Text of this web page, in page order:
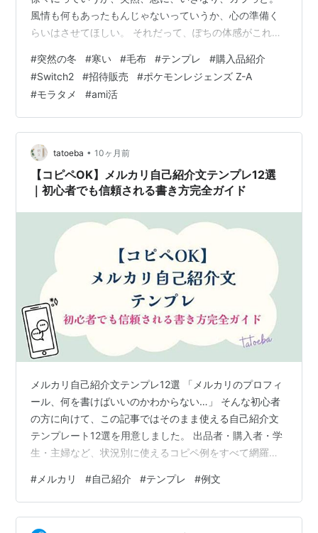
風情も何もあったもんじゃないっていうか、心の準備く
らいはさせてほしい。 それだって、ぽちの体感がこれだ
って、もっと存在意義を示そうよって。 秋と、ついでに
春にも言いたいの。 つまり寒いってことなんだけど← 一
昨日、毛布を出して。 昨日は昨日でこたつと冬用パジャ
マ。 でもまだ暖房（エアコン）は早いから。 足りない暖
は毛布をかぶって補うの。 なんなら朝この状態がテンプ
レ。 布団から出られな…
#突然の冬 #寒い #毛布 #テンプレ #購入品紹介
#Switch2 #招待販売 #ポケモンレジェンズ Z-A
#モラタメ #ami活
tatoeba • 10ヶ月前
【コピペOK】メルカリ自己紹介文テンプレ12選
｜初心者でも信頼される書き方完全ガイド
メルカリ自己紹介文テンプレ12選 「メルカリのプロフィ
ール、何を書けばいいのかわからない…」 そんな初心者
の方に向けて、この記事ではそのまま使える自己紹介文
テンプレート12選を用意しました。 出品者・購入者・学
生・主婦など、状況別に使えるコピペ例をすべて網羅。
NG表現、そしてAI（ChatGPT）を使った“秒速で作れ
る”方法までわかりやすく解説します。 この記事を読み終
えるころには、あなたのメルカリプロフィールが「信頼
# メルカリ #自己紹介 #テンプレ #例文